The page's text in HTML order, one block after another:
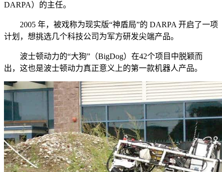
DARPA）的主任。
2005 年，被戏称为现实版“神盾局”的 DARPA 开启了一项
计划，想挑选几个科技公司为军方研发尖端产品。
波士顿动力的“大狗”（BigDog）在42个项目中脱颖而
出，这也是波士顿动力真正意义上的第一款机器人产品。